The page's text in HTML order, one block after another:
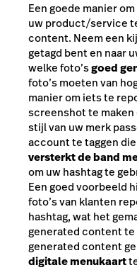
Een goede manier
uw product/service
content. Neem een
getagd bent en naar
welke foto’sgoed
foto’s moeten van
manier om iets te
screenshot te maken
stijl van uw merk
account te taggen
versterkt de band
om uw hashtag te
Een goed voorbeeld
foto’s van klanten
hashtag, wat het
generated content te
generated content
digitale menukaart